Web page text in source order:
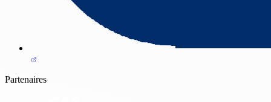
Partenaires